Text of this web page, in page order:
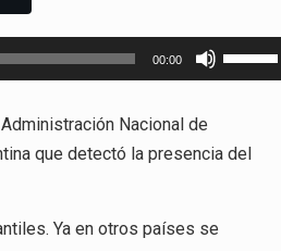
00:00
Utiliza
las
Nacional de
que detectó la presencia del
Ya en otros países se